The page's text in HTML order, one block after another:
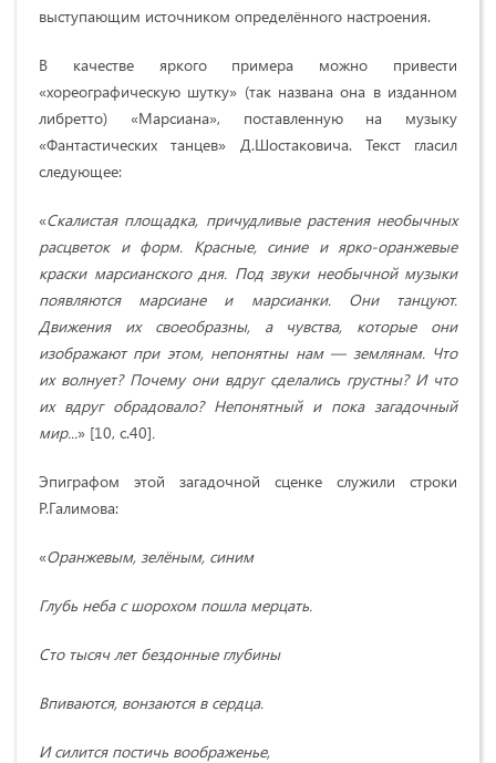
выступающим источником определённого настроения.
В качестве яркого примера можно привести
«хореографическую шутку» (так названа она в изданном
либретто) «Марсиана», поставленную на музыку
«Фантастических танцев» Д.Шостаковича. Текст гласил
следующее:
«Скалистая площадка, причудливые растения необычных
расцветок и форм. Красные, синие и ярко-оранжевые
краски марсианского дня. Под звуки необычной музыки
появляются марсиане и марсианки. Они танцуют.
Движения их своеобразны, а чувства, которые они
изображают при этом, непонятны нам — землянам. Что
их волнует? Почему они вдруг сделались грустны? И что
их вдруг обрадовало? Непонятный и пока загадочный
мир...» [10, с.40].
Эпиграфом этой загадочной сценке служили строки
Р.Галимова:
«Оранжевым, зелёным, синим
Глубь неба с шорохом пошла мерцать.
Сто тысяч лет бездонные глубины
Впиваются, вонзаются в сердца.
И силится постичь воображенье,